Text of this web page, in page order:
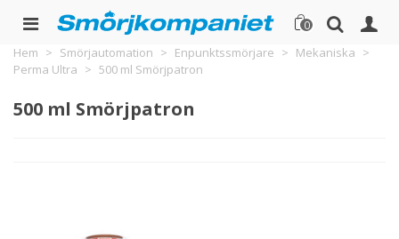
0
Hem > Smörjautomation > Enpunktssmörjare > Mekaniska >
Perma Ultra > 500 ml Smörjpatron
500 ml Smörjpatron